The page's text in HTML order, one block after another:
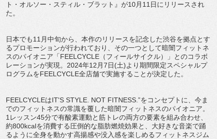
ト・オルソー・スティル・ブラット』が10月11日にリリースされ
た。
日本でも11月中旬から、本作のリリースを記念した渋谷を拠点とす
るプロモーションが行われており、その一つとして暗闇フィットネ
スのパイオニア「FEELCYCLE（フィールサイクル）」とのコラボ
レーションが実現。2024年12月7日(土)より期間限定スペシャルプ
ログラムをFEELCYCLE全店舗で実施することが決定した。
FEELCYCLEはIT'S STYLE. NOT FITNESS.”をコンセプトに、今ま
でのフィットネスの常識を覆した暗闇フィットネスのパイオニア。
1レッスン45分で有酸素運動と筋トレの両方の要素を組み合わせ、
約800kcalを消費する圧倒的な脂肪燃焼効果と、大好きな音楽で踊
るように全身を動かす高揚感や没入感を楽しめるフィットネスジム